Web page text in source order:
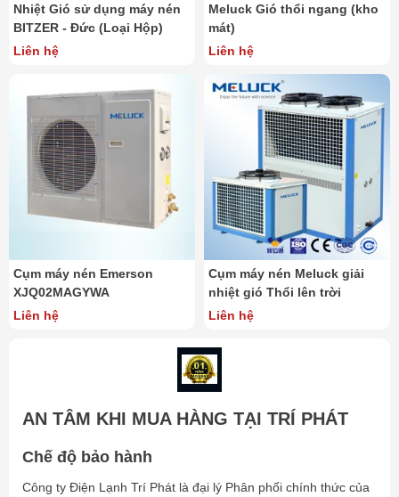
Nhiệt Gió sử dụng máy nén
BITZER - Đức (Loại Hộp)
Liên hệ
Meluck Gió thổi ngang (kho
mát)
Liên hệ
Cụm máy nén Emerson
XJQ02MAGYWA
Liên hệ
Cụm máy nén Meluck giải
nhiệt gió Thổi lên trời
Liên hệ
AN TÂM KHI MUA HÀNG TẠI TRÍ PHÁT
Chế độ bảo hành
Công ty Điện Lạnh Trí Phát là đại lý Phân phối chính thức của